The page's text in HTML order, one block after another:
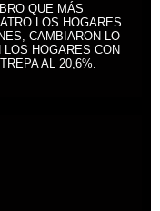
QUE MÁS
LOS HOGARES
CAMBIARON LO
HOGARES CON
AL 20,6%.